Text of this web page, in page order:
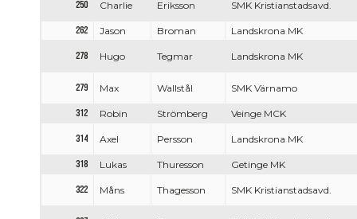
250 Charlie Eriksson SMK Kristianstadsavd.
262 Jason Broman Landskrona MK
278 Hugo Tegmar Landskrona MK
279 Max Wallstål SMK Värnamo
312 Robin Strömberg Veinge MCK
314 Axel Persson Landskrona MK
318 Lukas Thuresson Getinge MK
322 Måns Thagesson SMK Kristianstadsavd.